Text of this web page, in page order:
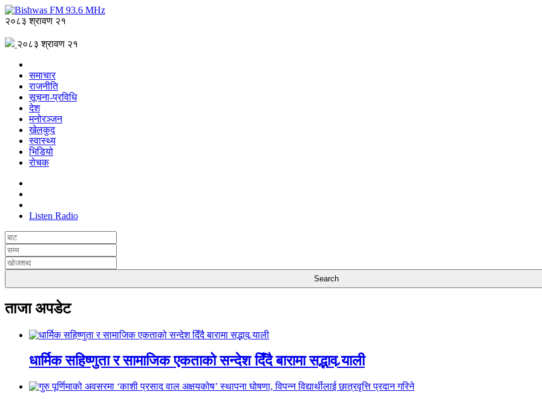
२०८३ श्रावण २१
२०८३ श्रावण २१
समाचार
राजनीति
सूचना-प्रविधि
देश
मनोरञ्जन
खेलकुद
स्वास्थ्य
भिडियो
रोचक
Listen Radio
ताजा अपडेट
धार्मिक सहिष्णुता र सामाजिक एकताको सन्देश दिँदै बारामा सद्भाव र्‍याली